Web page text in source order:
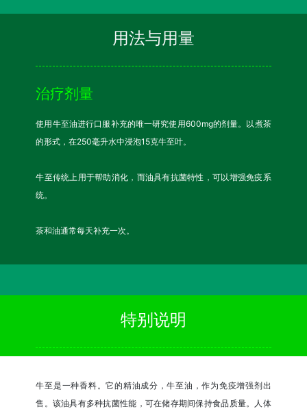
用法与用量
治疗剂量
使用牛至油进行口服补充的唯一研究使用600mg的剂量。以煮茶
的形式，在250毫升水中浸泡15克牛至叶。
牛至传统上用于帮助消化，而油具有抗菌特性，可以增强免疫系
统。
茶和油通常每天补充一次。
特别说明
牛至是一种香料。它的精油成分，牛至油，作为免疫增强剂出
售。该油具有多种抗菌性能，可在储存期间保持食品质量。人体